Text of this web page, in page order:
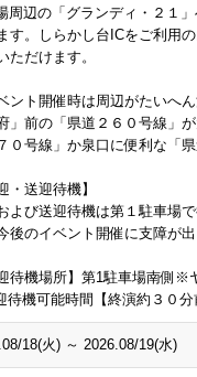
周辺の「グランディ・２１
す。しらかし台ICをご利用
ただけます。
ント開催時は周辺がたいへ
」前の「県道２６０号線」
０号線」か泉口に便利な「
・送迎待機】
よび送迎待機は第１駐車場
後のイベント開催に支障が
迎待機場所】第1駐車場南側
待機可能時間【終演約３０
18(火)～ 2026.08/19(水)